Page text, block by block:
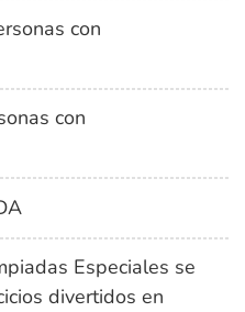
con
con
Especiales se
divertidos en